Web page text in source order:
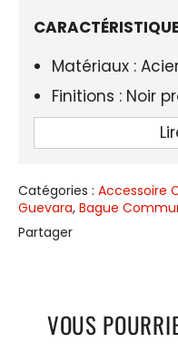
Matériaux :
Finitions : Noir
en-ciel
Largeur de
Type :
Occasion :
Compatibilité :
Catégories : Accessoire
Guevara, Bague
Partager
VOUS